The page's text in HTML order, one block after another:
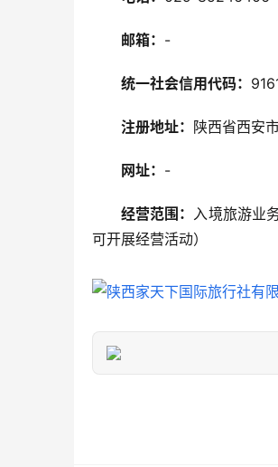
邮箱： -
统一社会信用代码：
注册地址： 陕西省西安
网址： -
经营范围： 入境旅游业
可开展经营活动）